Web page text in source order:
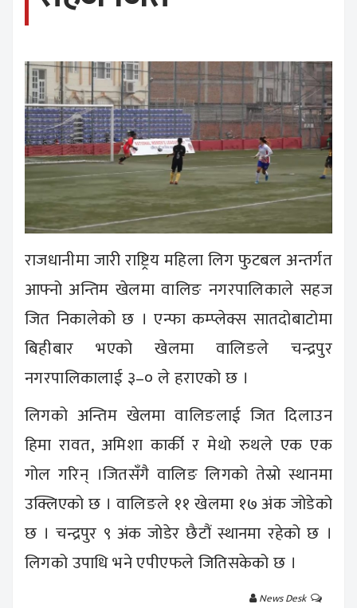
राजधानीमा जारी राष्ट्रिय महिला लिग फुटबल अन्तर्गत
आफ्नो अन्तिम खेलमा वालिङ नगरपालिकाले सहज
जित निकालेको छ । एन्फा कम्प्लेक्स सातदोबाटोमा
बिहीबार भएको खेलमा वालिङले चन्द्रपुर
नगरपालिकालाई ३–० ले हराएको छ ।
लिगको अन्तिम खेलमा वालिङलाई जित दिलाउन
हिमा रावत, अमिशा कार्की र मेथो रुथले एक एक
गोल गरिन् ।जितसँगै वालिङ लिगको तेस्रो स्थानमा
उक्लिएको छ । वालिङले ११ खेलमा १७ अंक जोडेको
छ । चन्द्रपुर ९ अंक जोडेर छैटौं स्थानमा रहेको छ ।
लिगको उपाधि भने एपीएफले जितिसकेको छ ।
News Desk